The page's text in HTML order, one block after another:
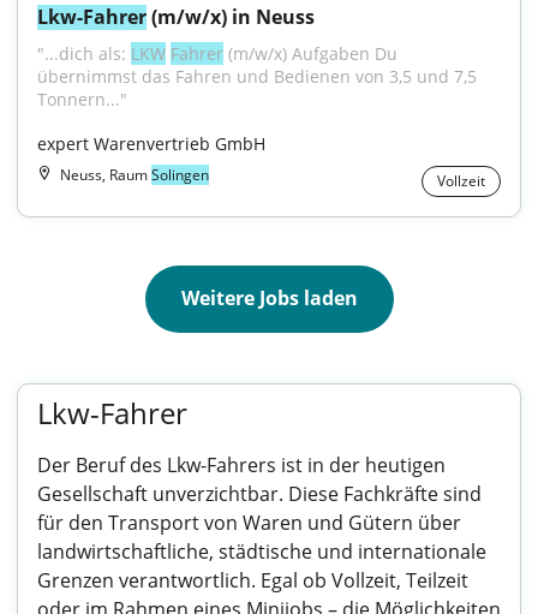
Lkw-Fahrer (m/w/x) in Neuss
"...dich als: LKW Fahrer (m/w/x) Aufgaben Du
übernimmst das Fahren und Bedienen von 3,5 und 7,5
Tonnern..."
expert Warenvertrieb GmbH
Neuss, RaumSolingen Vollzeit
Weitere Jobs laden
Lkw-Fahrer
Der Beruf des Lkw-Fahrers ist in der heutigen
Gesellschaft unverzichtbar. Diese Fachkräfte sind
für den Transport von Waren und Gütern über
landwirtschaftliche, städtische und internationale
Grenzen verantwortlich. Egal ob Vollzeit, Teilzeit